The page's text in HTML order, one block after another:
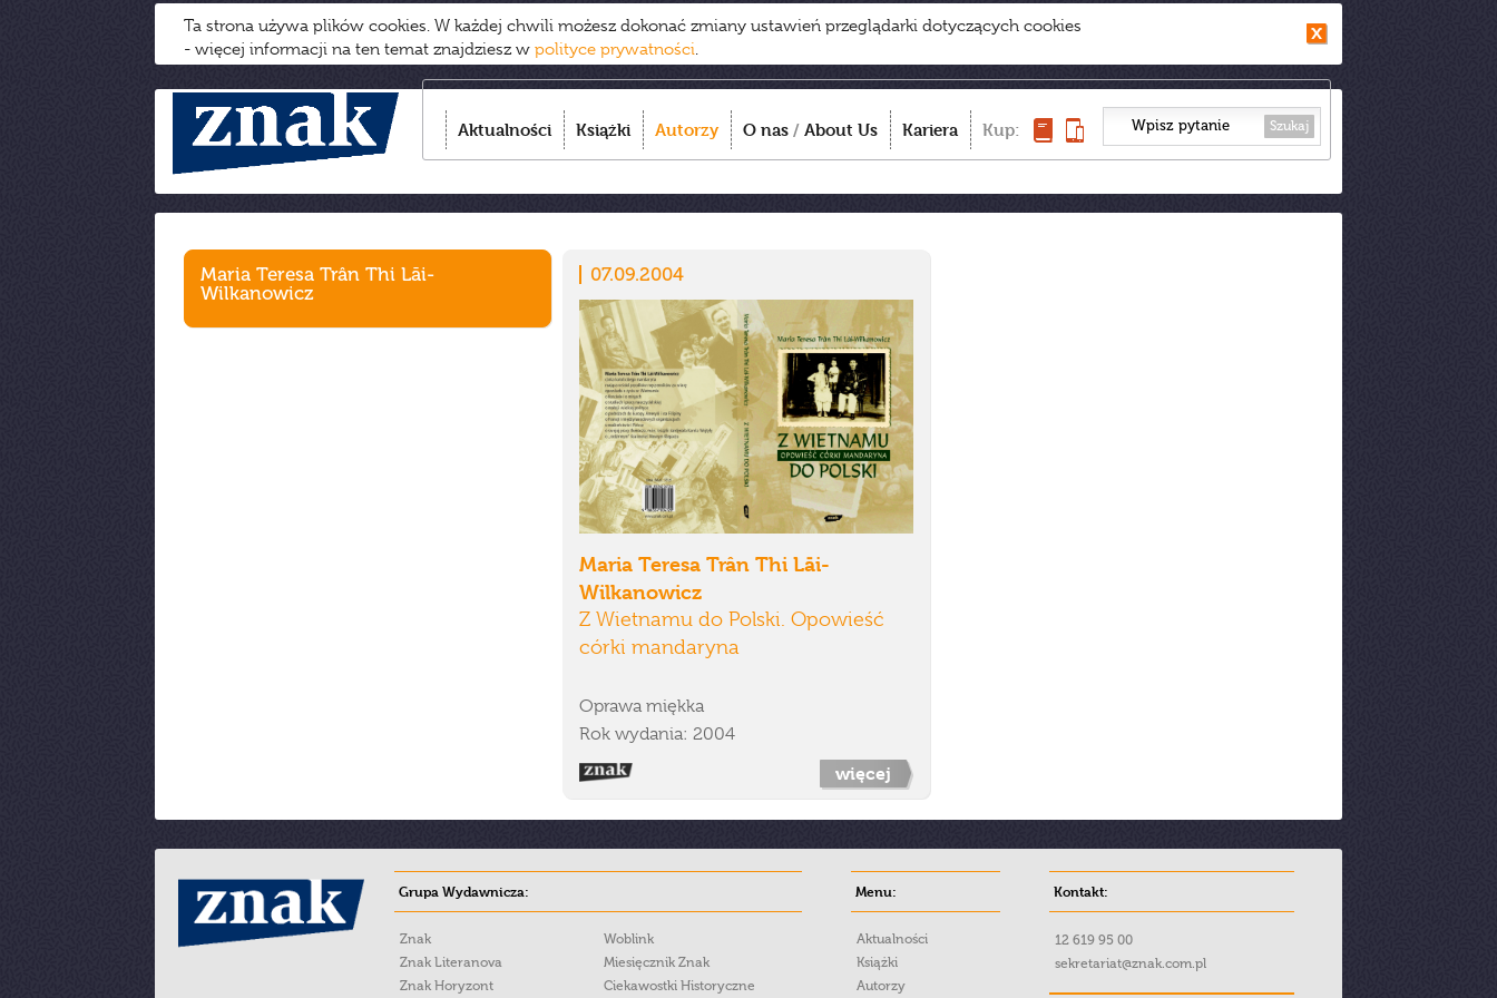
Ta strona używa plików cookies. W każdej chwili możesz dokonać zmiany ustawień przeglądarki dotyczących cookies
- więcej informacji na ten temat znajdziesz w polityce prywatności.
Aktualności Książki Autorzy O nas / About Us Kariera Kup: Szukaj
Maria Teresa Trân Thi Lāi-
Wilkanowicz
07.09.2004
Maria Teresa Trân Thi Lāi-
Wilkanowicz
Z Wietnamu do Polski. Opowieść
córki mandaryna
Oprawa miękka
Rok wydania: 2004
więcej
Grupa Wydawnicza:
Znak
Znak Literanova
Znak Horyzont
Woblink
Miesięcznik Znak
Ciekawostki Historyczne
Menu:
Aktualności
Książki
Autorzy
Kontakt:
12 619 95 00
sekretariat@znak.com.pl